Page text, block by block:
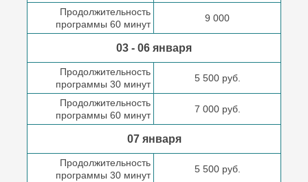
Продолжительность
программы 60 минут
9 000
03 - 06 января
Продолжительность
программы 30 минут
5 500 руб.
Продолжительность
программы 60 минут
7 000 руб.
07 января
Продолжительность
программы 30 минут
5 500 руб.